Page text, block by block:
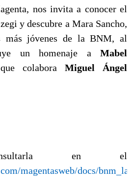
nos invita a conocer el
y descubre a Mara Sancho,
más jóvenes de la BNM, al
un homenaje a Mabel
colabora Miguel Ángel
en el
magentasweb/docs/